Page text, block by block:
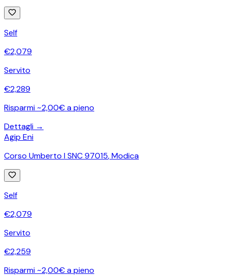
Self
€2,079
Servito
€2,289
Risparmi ~2,00€ a pieno
Dettagli →
Agip Eni
Corso Umberto I SNC 97015,Modica
Self
€2,079
Servito
€2,259
Risparmi ~2,00€ a pieno